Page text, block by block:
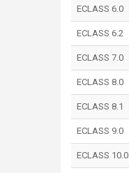
ECLASS 6.0
ECLASS 6.2
ECLASS 7.0
ECLASS 8.0
ECLASS 8.1
ECLASS 9.0
ECLASS 10.0